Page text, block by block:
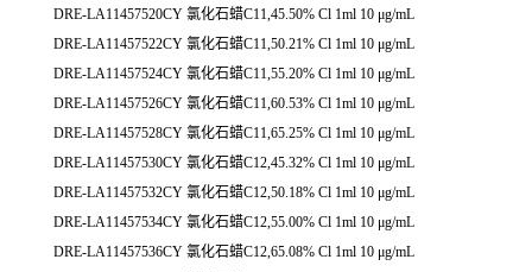
DRE-LA11457520CY 氯化石蜡C11,45.50% Cl 1ml 10 μg/mL
DRE-LA11457522CY 氯化石蜡C11,50.21% Cl 1ml 10 μg/mL
DRE-LA11457524CY 氯化石蜡C11,55.20% Cl 1ml 10 μg/mL
DRE-LA11457526CY 氯化石蜡C11,60.53% Cl 1ml 10 μg/mL
DRE-LA11457528CY 氯化石蜡C11,65.25% Cl 1ml 10 μg/mL
DRE-LA11457530CY 氯化石蜡C12,45.32% Cl 1ml 10 μg/mL
DRE-LA11457532CY 氯化石蜡C12,50.18% Cl 1ml 10 μg/mL
DRE-LA11457534CY 氯化石蜡C12,55.00% Cl 1ml 10 μg/mL
DRE-LA11457536CY 氯化石蜡C12,65.08% Cl 1ml 10 μg/mL